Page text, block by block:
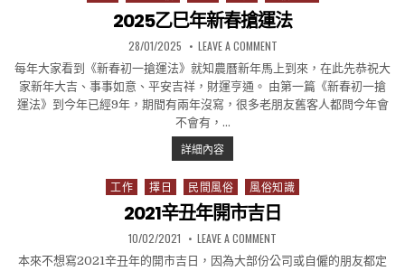
2025乙巳年新春搶運法
PUBLISHED DATE:
28/01/2025 LEAVE A COMMENTON 2025乙巳年新春搶運法
每年大家看到《新春初一搶運法》就知農曆新年馬上到來，在此先恭祝大
家新年大吉、事事如意、平安吉祥，財運亨通。 由第一篇《新春初一搶
運法》到今年已經9年，期間有兩年沒寫，很多老朋友舊客人都問今年會
不會有，…
詳細內容2025乙巳年新春搶運法
Posted in
工作 擇日 民間風俗 風俗知識
2021辛丑年開市吉日
PUBLISHED DATE:
10/02/2021 LEAVE A COMMENT
本來不想寫2021辛丑年的開市吉日，因為大部份公司或自僱的朋友都定